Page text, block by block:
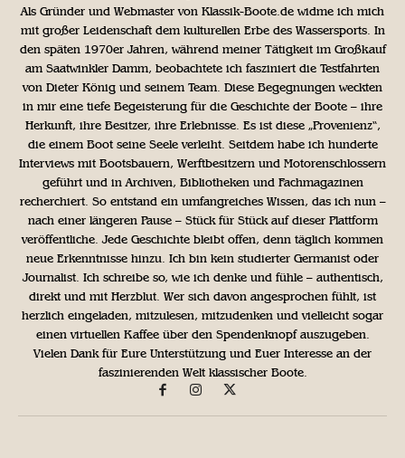
Als Gründer und Webmaster von Klassik-Boote.de widme ich mich
mit großer Leidenschaft dem kulturellen Erbe des Wassersports. In
den späten 1970er Jahren, während meiner Tätigkeit im Großkauf
am Saatwinkler Damm, beobachtete ich fasziniert die Testfahrten
von Dieter König und seinem Team. Diese Begegnungen weckten
in mir eine tiefe Begeisterung für die Geschichte der Boote – ihre
Herkunft, ihre Besitzer, ihre Erlebnisse. Es ist diese „Provenienz“,
die einem Boot seine Seele verleiht. Seitdem habe ich hunderte
Interviews mit Bootsbauern, Werftbesitzern und Motorenschlossern
geführt und in Archiven, Bibliotheken und Fachmagazinen
recherchiert. So entstand ein umfangreiches Wissen, das ich nun –
nach einer längeren Pause – Stück für Stück auf dieser Plattform
veröffentliche. Jede Geschichte bleibt offen, denn täglich kommen
neue Erkenntnisse hinzu. Ich bin kein studierter Germanist oder
Journalist. Ich schreibe so, wie ich denke und fühle – authentisch,
direkt und mit Herzblut. Wer sich davon angesprochen fühlt, ist
herzlich eingeladen, mitzulesen, mitzudenken und vielleicht sogar
einen virtuellen Kaffee über den Spendenknopf auszugeben.
Vielen Dank für Eure Unterstützung und Euer Interesse an der
faszinierenden Welt klassischer Boote.